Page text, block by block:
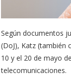
Según documentos
(DoJ), Katz (también
10 y el 20 de mayo
telecomunicaciones.